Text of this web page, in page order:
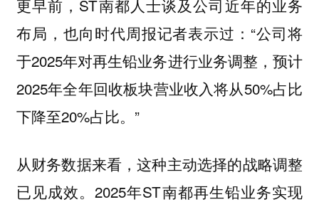
更早前，ST南都人士谈及公司近年的业务
布局，也向时代周报记者表示过：“公司将
于2025年对再生铅业务进行业务调整，预计
2025年全年回收板块营业收入将从50%占比
下降至20%占比。”
从财务数据来看，这种主动选择的战略调整
已见成效。2025年ST南都再生铅业务实现